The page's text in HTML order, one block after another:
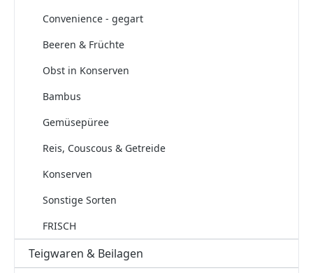
Convenience - gegart
Beeren & Früchte
Obst in Konserven
Bambus
Gemüsepüree
Reis, Couscous & Getreide
Konserven
Sonstige Sorten
FRISCH
Teigwaren & Beilagen